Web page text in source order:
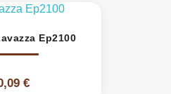
Ep2100
€